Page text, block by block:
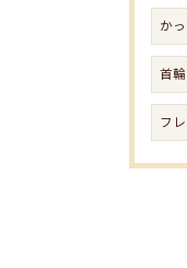
か
首輪
フ